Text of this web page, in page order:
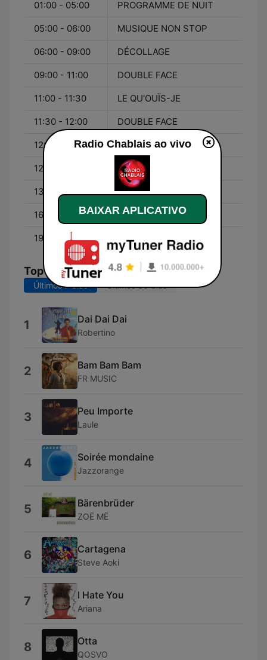
01:00 - 05:00 PROGRAMME DE NUIT
05:00 - 06:00 MUSIQUE NON STOP
06:00 - 09:00 DÉCOLLAGE
09:00 - 11:00 DOUBLE FACE
11:00 - 11:30 LE QU'OUÏS-JE
11:30 - 12:00 DOUBLE FACE
12:00 - 12:15 LE JOURNAL
12:30 - 13:00 PLAN LARGE
13:00 - 16:00 ECOUTE QUE COUTE
16:00 - 19:00 VADE RETRO ANANAS
19:00 - 01:00 MUSIQUE NON STOP
Top Músicas
Últimos 7 dias Últimos 30 dias
1 Dai Dai Dai
Robertino
2 Bam Bam Bam
FR MUSIC
3 Peu Importe
Laule
4 Soirée mondaine
Jazzorange
5 Bärenbrüder
ZOË MË
6 Cartagena
Steve Aoki
7 I Hate You
Ariana
8 Otta
QOSVO
Radio Chablais ao vivo
BAIXAR APLICATIVO